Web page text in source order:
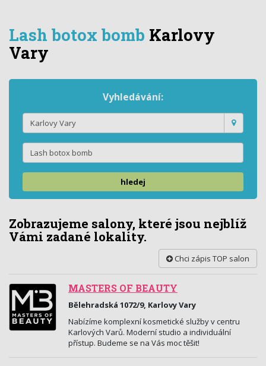
Lash botox bomb Karlovy
Vary
Vyhledávání:
hledej
Zobrazujeme salony, které jsou nejblíž
Vámi zadané lokality.
Chci zápis TOP salon
MASTERS OF BEAUTY
Bělehradská 1072/9, Karlovy Vary
Nabízíme komplexní kosmetické služby v centru
Karlových Varů. Moderní studio a individuální
přístup. Budeme se na Vás moc těšit!